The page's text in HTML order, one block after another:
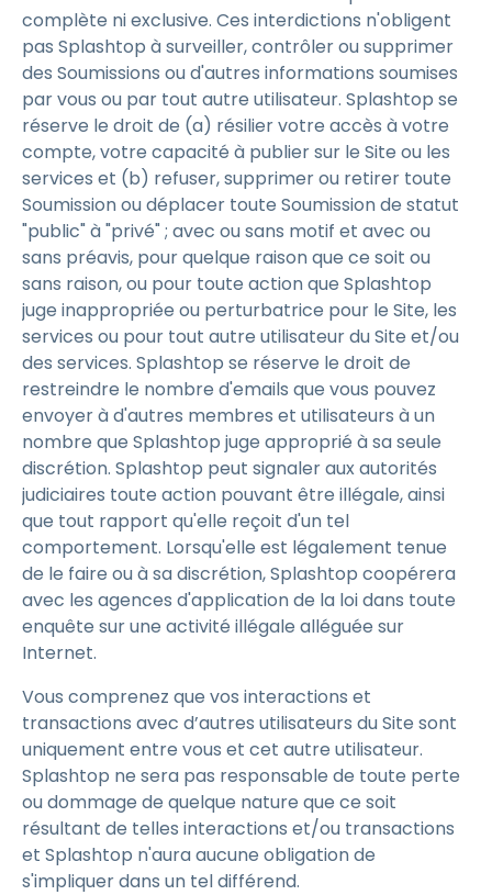
complète ni exclusive. Ces interdictions n'obligent
pas Splashtop à surveiller, contrôler ou supprimer
des Soumissions ou d'autres informations soumises
par vous ou par tout autre utilisateur. Splashtop se
réserve le droit de (a) résilier votre accès à votre
compte, votre capacité à publier sur le Site ou les
services et (b) refuser, supprimer ou retirer toute
Soumission ou déplacer toute Soumission de statut
"public" à "privé" ; avec ou sans motif et avec ou
sans préavis, pour quelque raison que ce soit ou
sans raison, ou pour toute action que Splashtop
juge inappropriée ou perturbatrice pour le Site, les
services ou pour tout autre utilisateur du Site et/ou
des services. Splashtop se réserve le droit de
restreindre le nombre d'emails que vous pouvez
envoyer à d'autres membres et utilisateurs à un
nombre que Splashtop juge approprié à sa seule
discrétion. Splashtop peut signaler aux autorités
judiciaires toute action pouvant être illégale, ainsi
que tout rapport qu'elle reçoit d'un tel
comportement. Lorsqu'elle est légalement tenue
de le faire ou à sa discrétion, Splashtop coopérera
avec les agences d'application de la loi dans toute
enquête sur une activité illégale alléguée sur
Internet.
Vous comprenez que vos interactions et
transactions avec d’autres utilisateurs du Site sont
uniquement entre vous et cet autre utilisateur.
Splashtop ne sera pas responsable de toute perte
ou dommage de quelque nature que ce soit
résultant de telles interactions et/ou transactions
et Splashtop n'aura aucune obligation de
s'impliquer dans un tel différend.